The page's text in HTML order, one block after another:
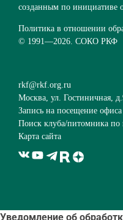
созданным по инициативе
Политика в отношении
© 1991—2026. СОКО РКФ
rkf@rkf.org.ru
Москва, ул. Гостиничная,
Запись на посещение
Поиск клуба/питомника по
Карта сайта
Уведомление об